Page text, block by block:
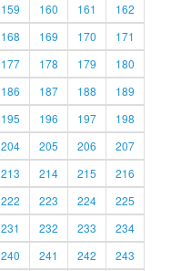
159 160 161
162
168 169 170
171
177 178 179
180
186 187 188
189
195 196 197
198
204 205 206
207
213 214 215
216
222 223 224
225
231 232 233
234
240 241 242 243